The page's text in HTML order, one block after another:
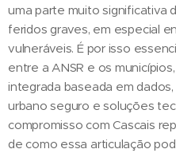
uma parte muito significativa
feridos graves, em especial
vulneráveis. É por isso
entre a ANSR e os
integrada baseada em
urbano seguro e soluções
compromisso com Cascais
de como essa articulação